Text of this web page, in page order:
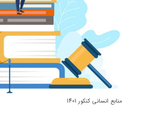
منابع انسانی کنکور 1401